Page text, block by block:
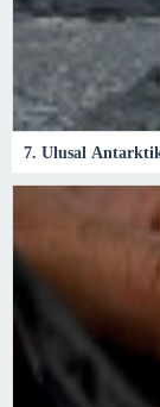
7. Ulusal